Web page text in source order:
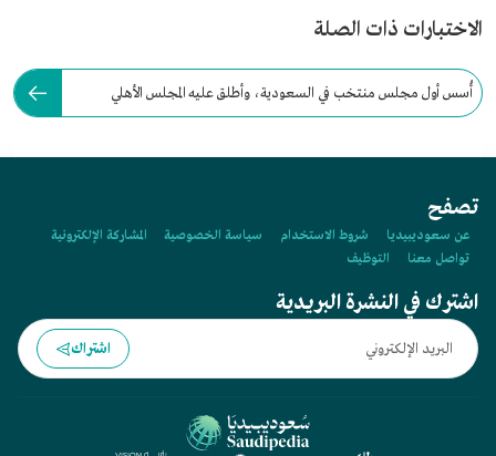
الاختبارات ذات الصلة
أُسس أول مجلس منتخب في السعودية، وأطلق عليه المجلس الأهلي
تصفح
عن سعوديبيديا شروط الاستخدام سياسة الخصوصية
المشاركة الإلكترونية
تواصل معنا
التوظيف
اشترك في النشرة البريدية
اشتراك